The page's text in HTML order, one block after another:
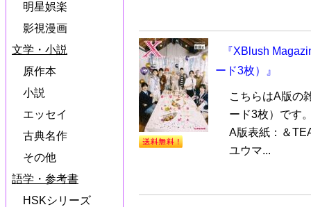
明星娯楽
影視漫画
文学・小説
原作本
小説
エッセイ
古典名作
その他
語学・参考書
HSKシリーズ
『XBlush
ード3枚）』
こちらはA版の
ード3枚）です
A版表紙：＆
ユウマ...